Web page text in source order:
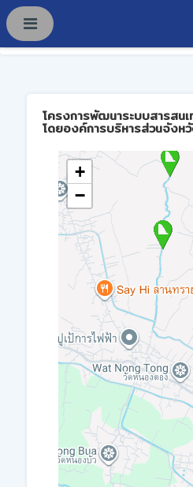
โครงการพัฒนาระบบสารสน
โดยองค์การบริหารส่วนจังห
+
−